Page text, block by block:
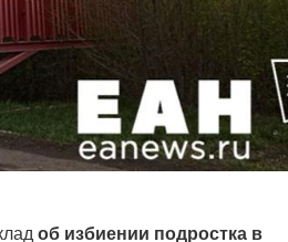
об избиении подростка в